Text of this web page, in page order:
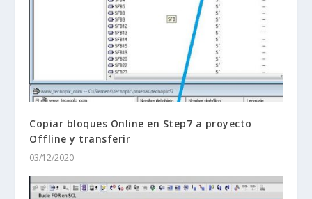
Copiar bloques Online en Step7 a proyecto
Offline y transferir
03/12/2020